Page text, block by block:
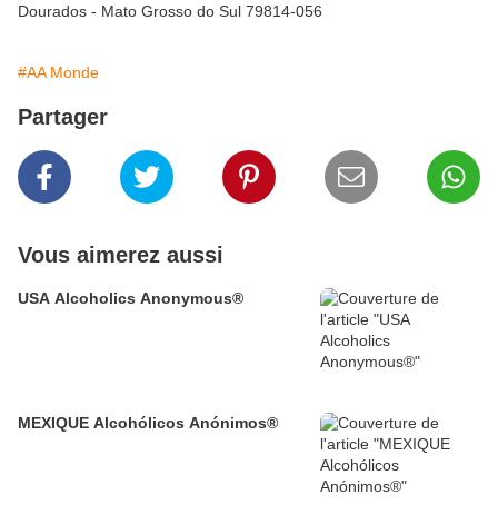
Dourados - Mato Grosso do Sul 79814-056
#AA Monde
Partager
Vous aimerez aussi
USA Alcoholics Anonymous®
MEXIQUE Alcohólicos Anónimos®